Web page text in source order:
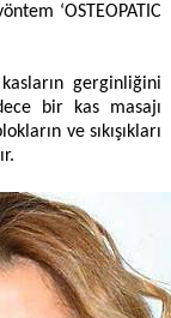
‘OSTEOPATIC
kasların gerginliğini
bir kas masajı
ve sıkışıkları